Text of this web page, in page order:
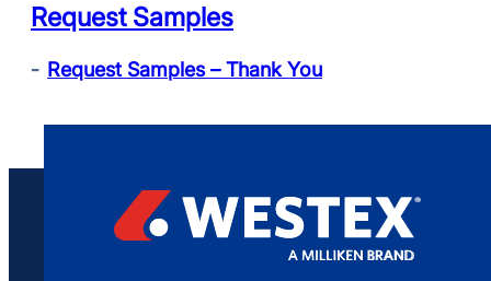
Request Samples
Request Samples – Thank You